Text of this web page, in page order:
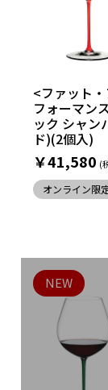
<ファット
フォーマン
ック シャン
ド)(2個入)
￥41,580
オンライン限
NEW